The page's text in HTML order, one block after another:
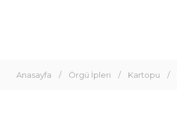
Anasayfa Örgü İpleri Kartopu